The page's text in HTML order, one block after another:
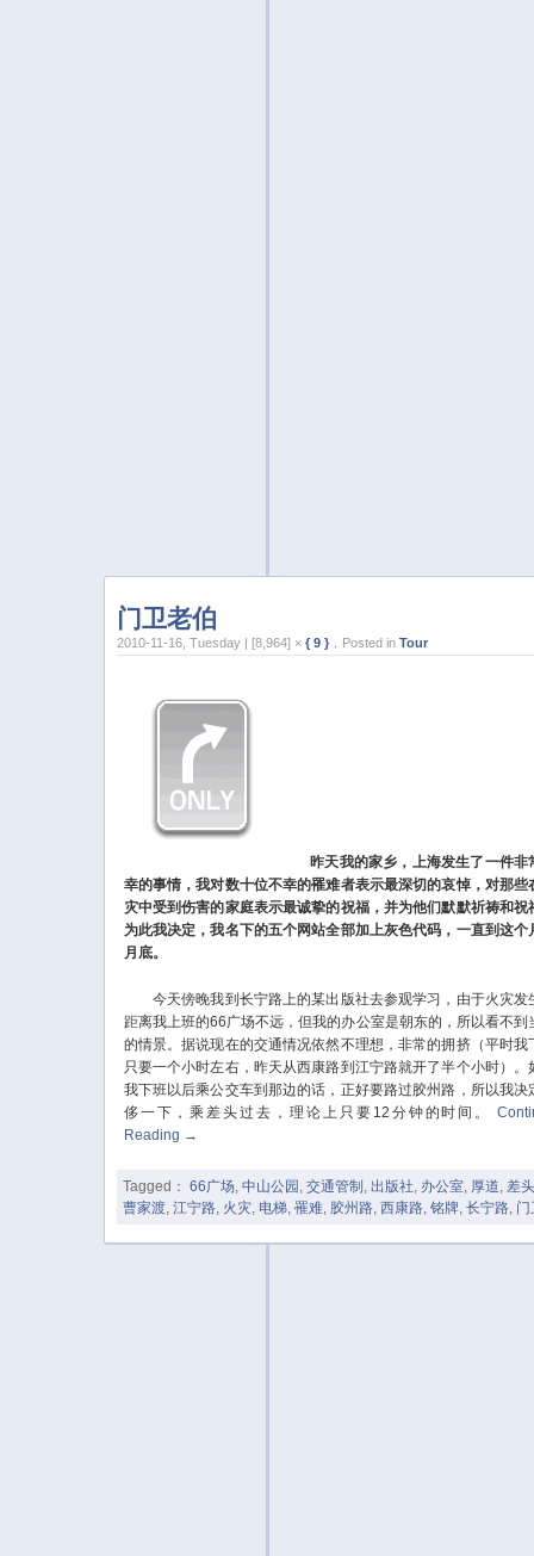
门卫老伯
2010-11-16, Tuesday | [8,964] ×{ 9 } ，Posted inTour
昨天我的家乡，上海发生了一件非
幸的事情，我对数十位不幸的罹难者表示最深切的哀悼，对那些
灾中受到伤害的家庭表示最诚挚的祝福，并为他们默默祈祷和祝
为此我决定，我名下的五个网站全部加上灰色代码，一直到这个
月底。
今天傍晚我到长宁路上的某出版社去参观学习，由于火灾发
距离我上班的66广场不远，但我的办公室是朝东的，所以看不到
的情景。据说现在的交通情况依然不理想，非常的拥挤（平时我
只要一个小时左右，昨天从西康路到江宁路就开了半个小时）。
我下班以后乘公交车到那边的话，正好要路过胶州路，所以我决
侈一下，乘差头过去，理论上只要12分钟的时间。
Reading →
Tagged： 66广场,中山公园 ,交通管制 ,出版社, 办公室, 厚道, 差
曹家渡,江宁路, 火灾, 电梯,罹难, 胶州路,西康路,铭牌,长宁路, 门